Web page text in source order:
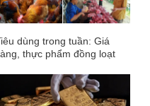
dùng trong tuần: Giá
thực phẩm đồng loạt